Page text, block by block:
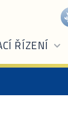
ŘÍZENÍ